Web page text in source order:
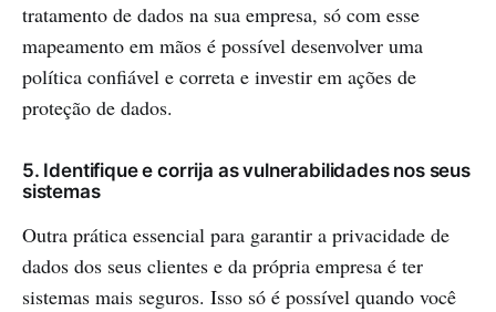
tratamento de dados na sua empresa, só com esse
mapeamento em mãos é possível desenvolver uma
política confiável e correta e investir em ações de
proteção de dados.
5. Identifique e corrija as vulnerabilidades nos seus
sistemas
Outra prática essencial para garantir a privacidade de
dados dos seus clientes e da própria empresa é ter
sistemas mais seguros. Isso só é possível quando você